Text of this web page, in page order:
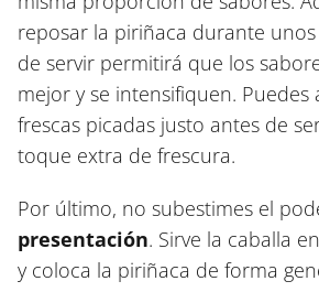
reposar la piriñaca durante
de servir permitirá que los
mejor y se intensifiquen.
frescas picadas justo antes de
toque extra de frescura.
Por último, no subestimes el
presentación. Sirve la caballa
y coloca la piriñaca de forma